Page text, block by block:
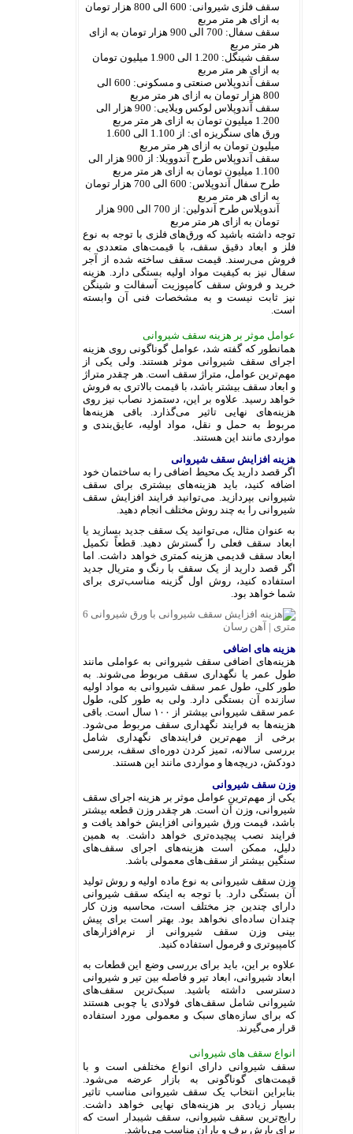
سقف فلزی شیروانی: 600 الی 800 هزار تومان
به ازای هر متر مربع
سقف سفال: 700 الی 900 هزار تومان به ازای
هر متر مربع
سقف شینگل: 1.200 الی 1.900 میلیون تومان
به ازای هر متر مربع
سقف آندوپلاس صنعتی و مسکونی: 600 الی
800 هزار تومان به ازای هر متر مربع
سقف آندوپلاس لوکس ویلایی: 900 هزار الی
1.200 میلیون تومان به ازای هر متر مربع
ورق های سنگریزه ای: از 1.100 الی 1.600
میلیون تومان به ازای هر متر مربع
سقف آندوپلاس طرح آندوویلا: از 900 هزار الی
1.100 میلیون تومان به ازای هر متر مربع
طرح سفال آندوپلاس: 600 الی 700 هزار تومان
به ازای هر متر مربع
آندوپلاس طرح آندولین: از 700 الی 900 هزار
تومان به ازای هر متر مربع
توجه داشته باشید که ورق‌های فلزی با توجه به نوع
فلز و ابعاد دقیق سقف، با قیمت‌های متعددی به
فروش می‌رسند. قیمت سقف ساخته شده از آجر
سفال نیز به کیفیت مواد اولیه بستگی دارد. هزینه
خرید و فروش سقف کامپوزیت آسفالت و شینگن
نیز ثابت نیست و به مشخصات فنی آن وابسته
است.
عوامل موثر بر هزینه سقف شیروانی
همانطور که گفته شد، عوامل گوناگونی روی هزینه
اجرای سقف شیروانی موثر هستند. ولی یکی از
مهم‌ترین عوامل، متراژ سقف است. هر چقدر متراژ
و ابعاد سقف بیشتر باشد، با قیمت بالاتری به فروش
خواهد رسید. علاوه بر این، دستمزد نصاب نیز روی
هزینه‌های نهایی تاثیر می‌گذارد. باقی هزینه‌ها
مربوط به حمل و نقل، مواد اولیه، عایق‌بندی و
مواردی مانند این هستند.
هزینه افزایش سقف شیروانی
اگر قصد دارید یک محیط اضافی را به ساختمان خود
اضافه کنید، باید هزینه‌های بیشتری برای سقف
شیروانی بپردازید. می‌توانید فرایند افزایش سقف
شیروانی را به چند روش مختلف انجام دهید.
به عنوان مثال، می‌توانید یک سقف جدید بسازید یا
ابعاد سقف فعلی را گسترش دهید. قطعاً تکمیل
ابعاد سقف قدیمی هزینه کمتری خواهد داشت. اما
اگر قصد دارید از یک سقف با رنگ و متریال جدید
استفاده کنید، روش اول گزینه مناسب‌تری برای
شما خواهد بود.
هزینه های اضافی
هزینه‌های اضافی سقف شیروانی به عواملی مانند
طول عمر یا نگهداری سقف مربوط می‌شوند. به
طور کلی، طول عمر سقف شیروانی به مواد اولیه
سازنده آن بستگی دارد. ولی به طور کلی، طول
عمر سقف شیروانی بیشتر از ۱۰۰ سال است. باقی
هزینه‌ها به فرایند نگهداری سقف مربوط می‌شود.
برخی از مهم‌ترین فرایندهای نگهداری شامل
بررسی سالانه، تمیز کردن دوره‌‌ای سقف، بررسی
دودکش، دریچه‌ها و مواردی مانند این هستند.
وزن سقف شیروانی
یکی از مهم‌ترین عوامل موثر بر هزینه اجرای سقف
شیروانی، وزن آن است. هر چقدر وزن قطعه بیشتر
باشد، قیمت ورق شیروانی افزایش خواهد یافت و
فرایند نصب پیچیده‌تری خواهد داشت. به همین
دلیل، ممکن است هزینه‌های اجرای سقف‌های
سنگین بیشتر از سقف‌های معمولی باشد.
وزن سقف شیروانی به نوع ماده اولیه و روش تولید
آن بستگی دارد. با توجه به اینکه سقف شیروانی
دارای چندین جز مختلف است، محاسبه وزن کار
چندان ساده‌ای نخواهد بود. بهتر است برای پیش
بینی وزن سقف شیروانی از نرم‌افزارهای
کامپیوتری و فرمول استفاده کنید.
علاوه بر این، باید برای بررسی وضع این قطعات به
ابعاد شیروانی، ابعاد تیر و فاصله بین تیر و شیروانی
دسترسی داشته باشید. سبک‌ترین سقف‌های
شیروانی شامل سقف‌های فولادی یا چوبی هستند
که برای سازه‌های سبک و معمولی مورد استفاده
قرار می‌گیرند.
انواع سقف های شیروانی
سقف شیروانی دارای انواع مختلفی است و با
قیمت‌های گوناگونی به بازار عرضه می‌شود.
بنابراین انتخاب یک سقف شیروانی مناسب تاثیر
بسیار زیادی بر هزینه‌های نهایی خواهد داشت.
رایج‌ترین سقف شیروانی، سقف شیبدار است که
برای بارش برف و باران مناسب می‌باشد.